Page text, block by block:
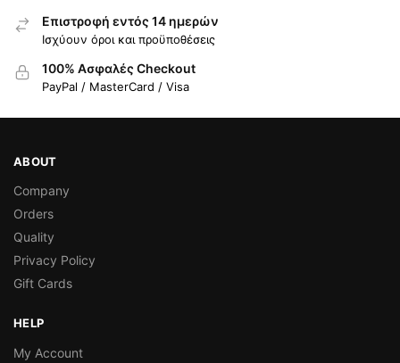
Επιστροφή εντός 14 ημερών
Ισχύουν όροι και προϋποθέσεις
100% Ασφαλές Checkout
PayPal / MasterCard / Visa
ABOUT
Company
Orders
Quality
Privacy Policy
Gift Cards
HELP
My Account